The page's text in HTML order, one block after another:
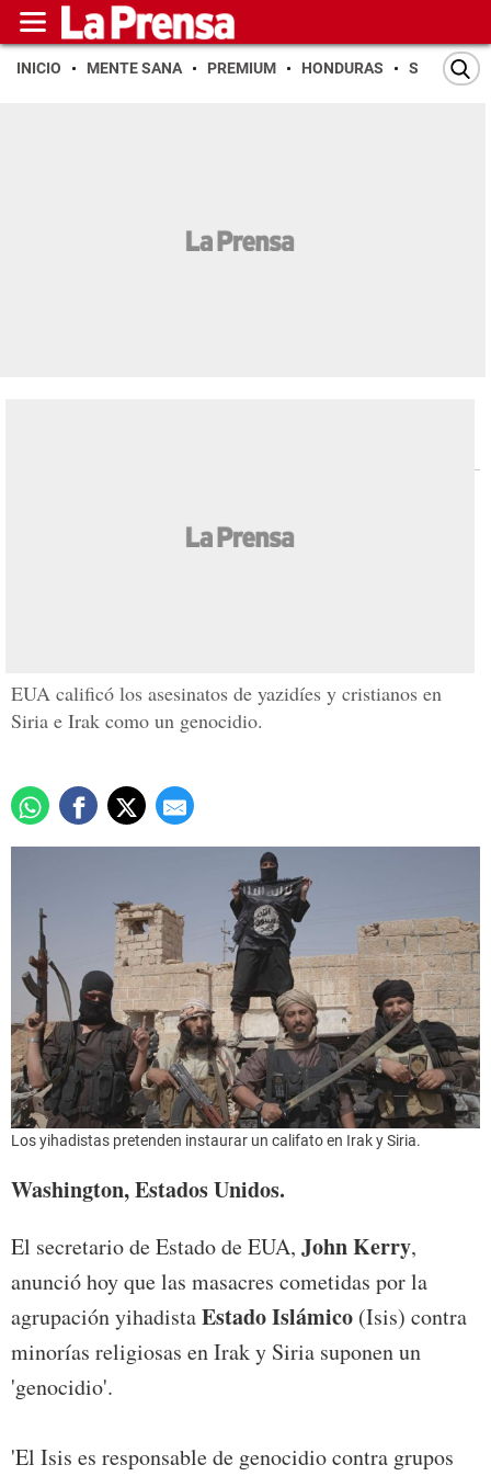
INICIO MENTE SANA PREMIUM HONDURAS SAN PEDRO
EUA acusa formalmente
de genocidio al Estado
EUA calificó los asesinatos de yazidíes y cristianos en
Siria e Irak como un genocidio.
Los yihadistas pretenden instaurar un califato en Irak y Siria.
Washington, Estados Unidos.
El secretario de Estado de EUA, John Kerry,
anunció hoy que las masacres cometidas por la
agrupación yihadistaEstado Islámico (Isis) contra
minorías religiosas en Irak y Siria suponen un
'genocidio'.
'El Isis es responsable de genocidio contra grupos